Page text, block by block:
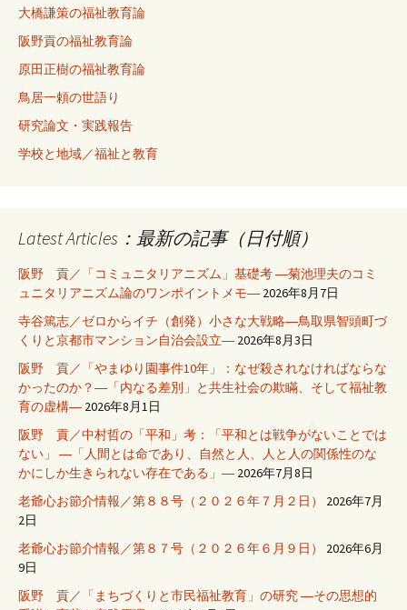
大橋謙策の福祉教育論
阪野貢の福祉教育論
原田正樹の福祉教育論
鳥居一頼の世語り
研究論文・実践報告
学校と地域／福祉と教育
Latest Articles：最新の記事（日付順）
阪野 貢／「コミュニタリアニズム」基礎考 ―菊池理夫のコミ
ュニタリアニズム論のワンポイントメモ― 2026年8月7日
寺谷篤志／ゼロからイチ（創発）小さな大戦略―鳥取県智頭町づ
くりと京都市マンション自治会設立― 2026年8月3日
阪野 貢／「やまゆり園事件10年」：なぜ殺されなければならな
かったのか？―「内なる差別」と共生社会の欺瞞、そして福祉教
育の虚構― 2026年8月1日
阪野 貢／中村哲の「平和」考：「平和とは戦争がないことでは
ない」 ―「人間とは命であり、自然と人、人と人の関係性のな
かにしか生きられない存在である」― 2026年7月8日
老爺心お節介情報／第８８号（２０２６年７月２日）
2026年7月
2日
老爺心お節介情報／第８７号（２０２６年６月９日）
2026年6月
9日
阪野 貢／「まちづくりと市民福祉教育」の研究 ―その思想的